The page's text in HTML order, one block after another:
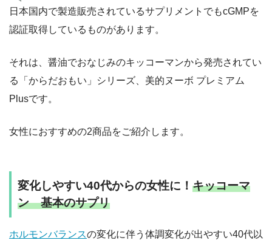
日本国内で製造販売されているサプリメントでもcGMPを
認証取得しているものがあります。
それは、醤油でおなじみのキッコーマンから発売されてい
る「からだおもい」シリーズ、美的ヌーボ プレミアム
Plusです。
女性におすすめの2商品をご紹介します。
変化しやすい40代からの女性に！ キッコーマ
ン 基本のサプリ
ホルモンバランスの変化に伴う体調変化が出やすい40代以